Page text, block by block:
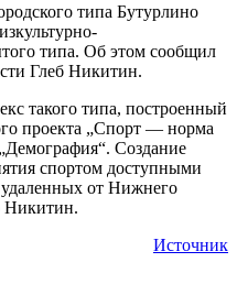
типа Бутурлино
типа. Об этом сообщил
Глеб Никитин.
такого типа, построенный
проекта „Спорт — норма
Создание
спортом доступными
от Нижнего
Никитин.
Источник